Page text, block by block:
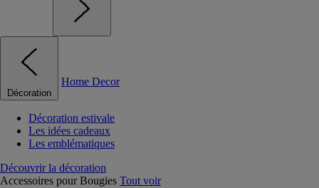
Décoration
Home Decor
Décoration estivale
Les idées cadeaux
Les emblématiques
Découvrir la décoration
Accessoires pour Bougies Tout voir